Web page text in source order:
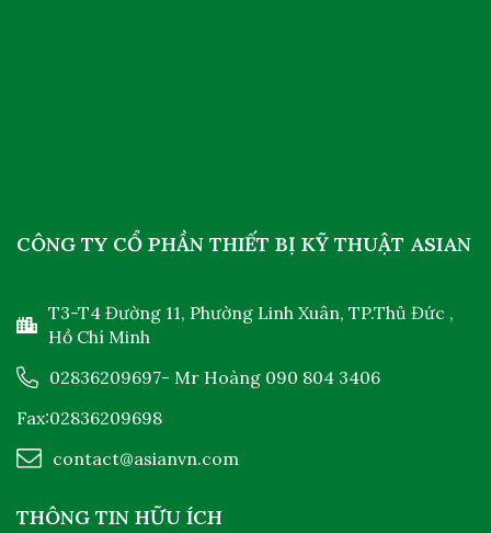
CÔNG TY CỔ PHẦN THIẾT BỊ KỸ THUẬT ASIAN
T3-T4 Đường 11, Phường Linh Xuân, TP.Thủ Đức ,
Hồ Chí Minh
02836209697- Mr Hoàng 090 804 3406
Fax:02836209698
contact@asianvn.com
THÔNG TIN HỮU ÍCH